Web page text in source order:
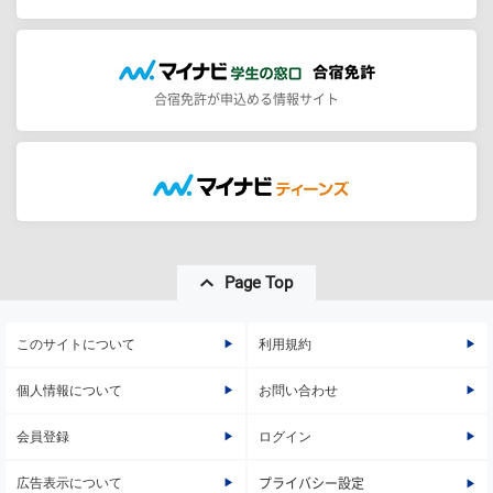
合宿免許が申込める情報サイト
Page Top
このサイトについて 利用規約
個人情報について お問い合わせ
会員登録 ログイン
広告表示について プライバシー設定